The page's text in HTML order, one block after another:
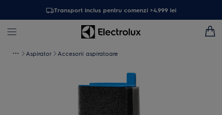
Transport inclus pentru comenzi >4.999 lei
Aspirator Accesorii aspiratoare